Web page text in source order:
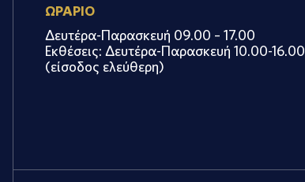
ΩΡΑΡΙΟ
Δευτέρα-Παρασκευή 09.00 – 17.00
Εκθέσεις: Δευτέρα-Παρασκευή 10.00-16.00
(είσοδος ελεύθερη)